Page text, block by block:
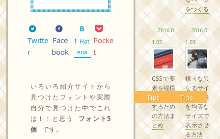
Twitte
r
Face
book
Hat
ena
Pocke
t
いろいろ紹介サイトから
見つけたフォントや実際
自分で見つけた中でこれ
は！！と思う
フォント5
個
です。
をつくる
2016.0
1.05
Tips
CSSで要
素を縦横
中央配置
するため
の方法ま
とめ
2016.0
1.03
Tips
様々な異
なるサイ
ズの画像
を均等な
サイズで
表示させ
る方法